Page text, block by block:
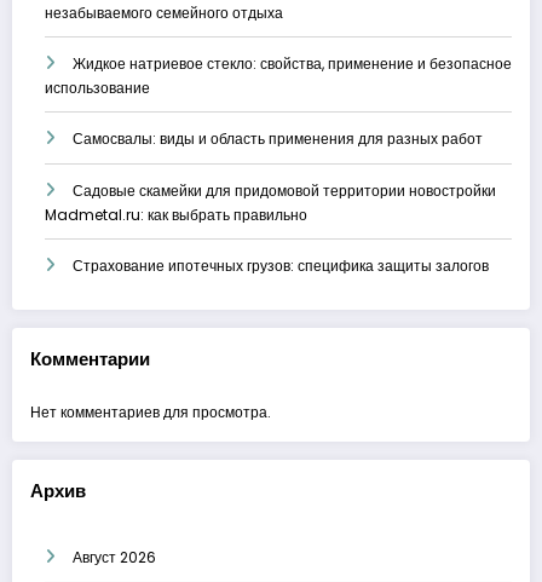
незабываемого семейного отдыха
Жидкое натриевое стекло: свойства, применение и безопасное
использование
Самосвалы: виды и область применения для разных работ
Садовые скамейки для придомовой территории новостройки
Madmetal.ru: как выбрать правильно
Страхование ипотечных грузов: специфика защиты залогов
Комментарии
Нет комментариев для просмотра.
Архив
Август 2026